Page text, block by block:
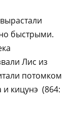
быстрыми.
Лис из
потомком
и кицунэ (864: